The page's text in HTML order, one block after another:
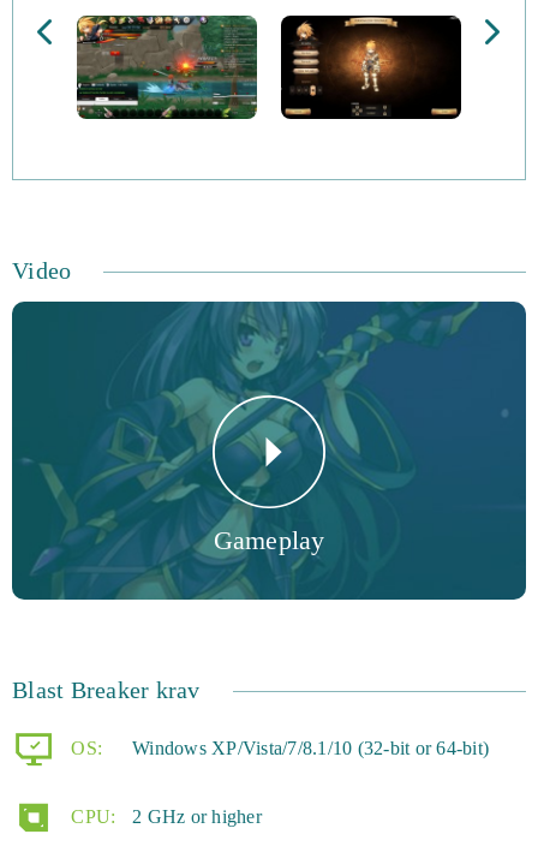
verden og påtage sig ødelæggende, uhyggelige monstre,
som føres ud i verden. Du kan også indsamle en lang
række færdigheder og bruge dem strategisk, før du viser
monstre eller påbegynde missioner, der involverer
kampe. Planeten Xylon er en del af Irilspiral-universet,
og væsnerne kendt som Khala førte engang et fredeligt
liv før det gamle onde blev frigjort. Er du klar til at tage
Blasters og redde planeten Xylon? Hvis ja, hvorfor ikke
spille Blast Breaker i dag, brug dine strategiske
færdigheder og lær en række nye færdigheder?
Video
Gameplay
Blast Breaker krav
OS: Windows XP/Vista/7/8.1/10 (32-bit or 64-bit)
CPU: 2 GHz or higher